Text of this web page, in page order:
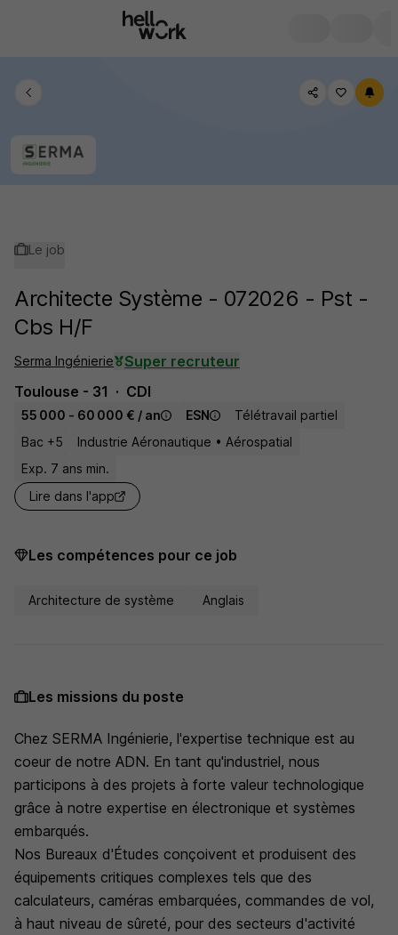
Le job
Architecte Système - 072026 - Pst -
Cbs H/F
Serma Ingénierie
Super recruteur
Toulouse - 31
CDI
55 000 - 60 000 € / an ESN
Télétravail partiel
Bac +5
Industrie Aéronautique • Aérospatial
Exp. 7 ans min.
Lire dans l'app
Les compétences pour ce job
Architecture de système Anglais
Les missions du poste
Chez SERMA Ingénierie, l'expertise technique est au
coeur de notre ADN. En tant qu'industriel, nous
participons à des projets à forte valeur technologique
grâce à notre expertise en électronique et systèmes
embarqués.
Nos Bureaux d'Études conçoivent et produisent des
équipements critiques complexes tels que des
calculateurs, caméras embarquées, commandes de vol,
à haut niveau de sûreté, pour des secteurs d'activité